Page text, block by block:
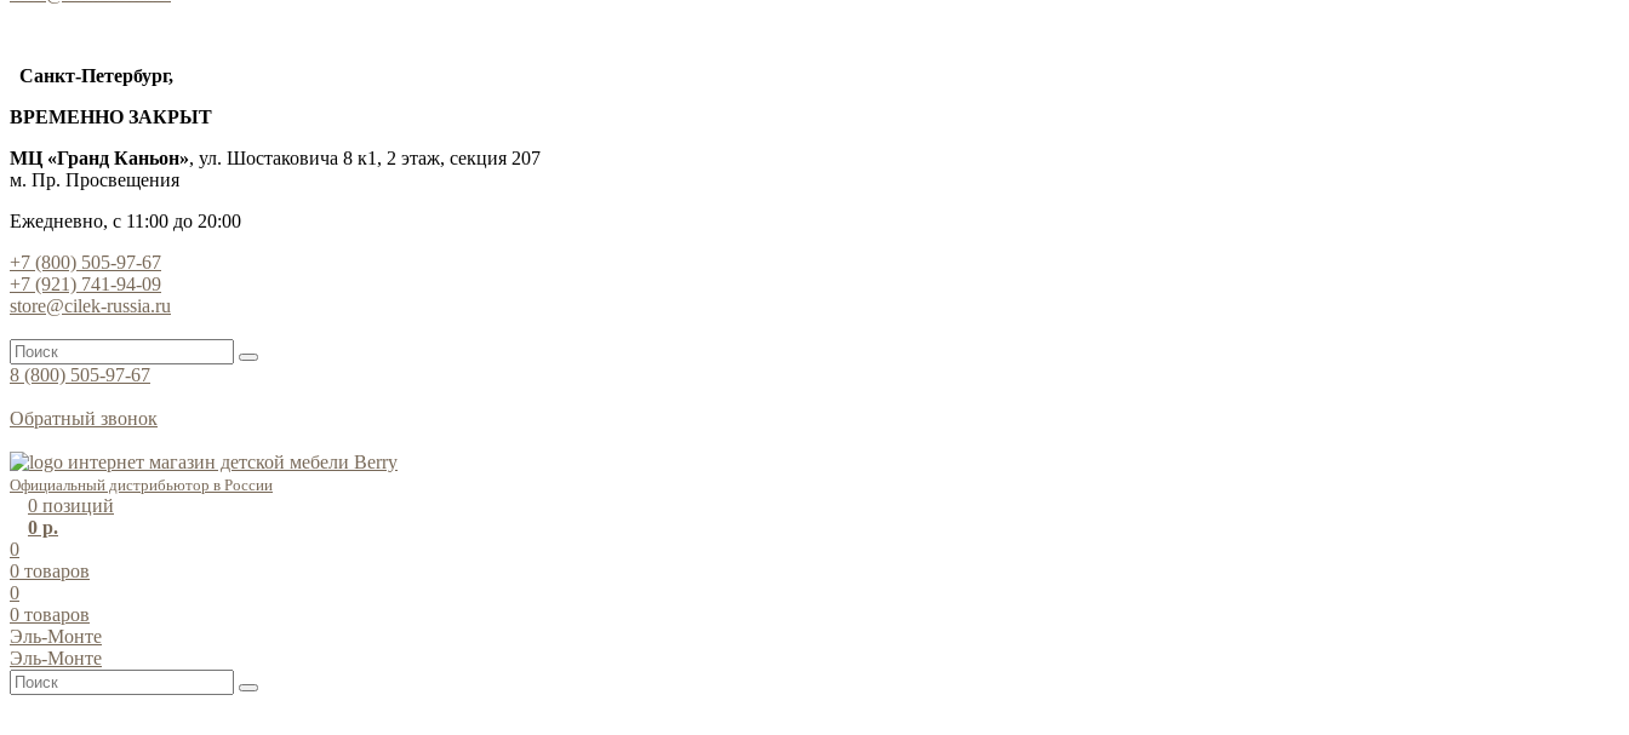
Санкт-Петербург,
ВРЕМЕННО ЗАКРЫТ
МЦ «Гранд Каньон», ул. Шостаковича 8 к1, 2 этаж, секция 207
м. Пр. Просвещения
Ежедневно, с 11:00 до 20:00
+7 (800) 505-97-67
+7 (921) 741-94-09
store@cilek-russia.ru
8 (800) 505-97-67
Обратный звонок
Официальный дистрибьютор в России
0 позиций
0 р.
0
0 товаров
0
0 товаров
Эль-Монте
Эль-Монте